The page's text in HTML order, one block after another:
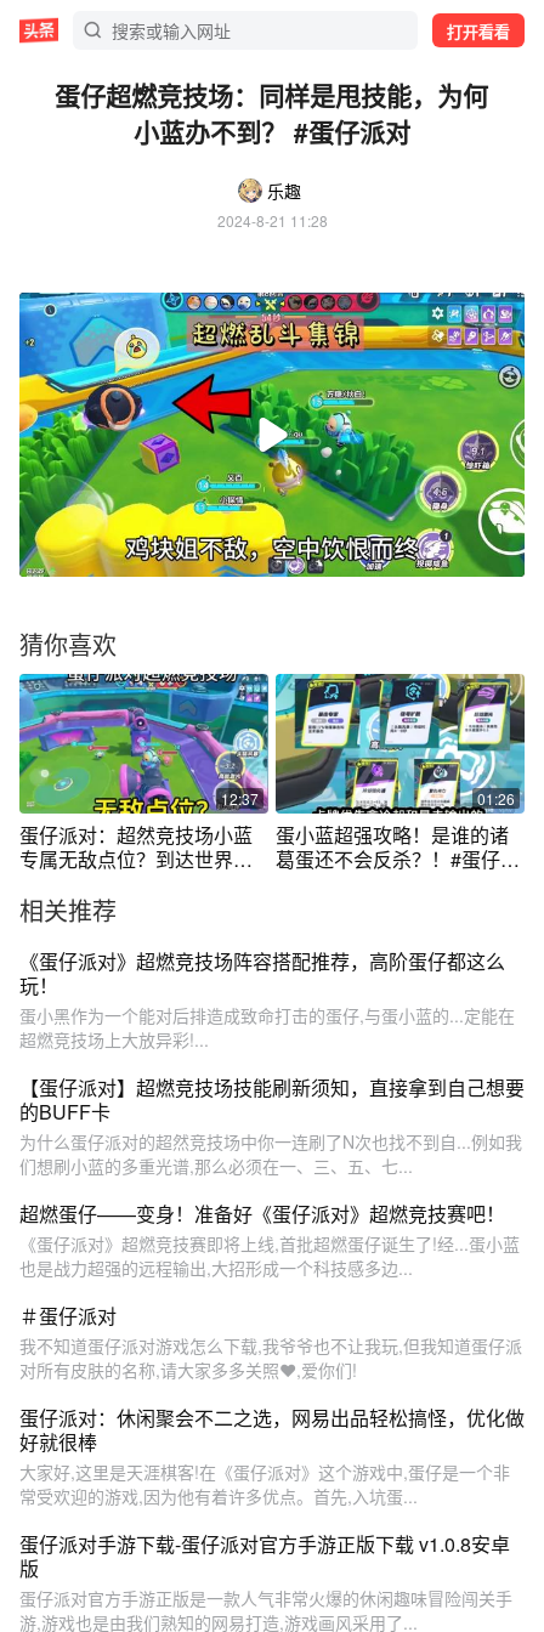
打开看看
蛋仔超燃竞技场：同样是甩技能，为何
小蓝办不到？ #蛋仔派对
乐趣
2024-8-21 11:28
猜你喜欢
12:37
蛋仔派对：超然竞技场小蓝
专属无敌点位？到达世界最
01:26
蛋小蓝超强攻略！是谁的诸
葛蛋还不会反杀？！#蛋仔超
相关推荐
《蛋仔派对》超燃竞技场阵容搭配推荐，高阶蛋仔都这么
玩！
蛋小黑作为一个能对后排造成致命打击的蛋仔,与蛋小蓝的...定能在
超燃竞技场上大放异彩!...
【蛋仔派对】超燃竞技场技能刷新须知，直接拿到自己想要
的BUFF卡
为什么蛋仔派对的超然竞技场中你一连刷了N次也找不到自...例如我
们想刷小蓝的多重光谱,那么必须在一、三、五、七...
超燃蛋仔——变身！准备好《蛋仔派对》超燃竞技赛吧！
《蛋仔派对》超燃竞技赛即将上线,首批超燃蛋仔诞生了!经...蛋小蓝
也是战力超强的远程输出,大招形成一个科技感多边...
＃蛋仔派对
我不知道蛋仔派对游戏怎么下载,我爷爷也不让我玩,但我知道蛋仔派
对所有皮肤的名称,请大家多多关照❤️,爱你们!
蛋仔派对：休闲聚会不二之选，网易出品轻松搞怪，优化做
好就很棒
大家好,这里是天涯棋客!在《蛋仔派对》这个游戏中,蛋仔是一个非
常受欢迎的游戏,因为他有着许多优点。首先,入坑蛋...
蛋仔派对手游下载-蛋仔派对官方手游正版下载 v1.0.8安卓
版
蛋仔派对官方手游正版是一款人气非常火爆的休闲趣味冒险闯关手
游,游戏也是由我们熟知的网易打造,游戏画风采用了...